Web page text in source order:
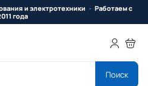
и электротехники
Работаем с
года
Поиск